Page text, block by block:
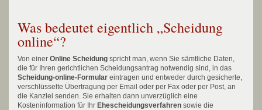
Was bedeutet eigentlich „Scheidung
online“?
Von einer Online Scheidung spricht man, wenn Sie sämtliche Daten,
die für Ihren gerichtlichen Scheidungsantrag notwendig sind, in das
Scheidung-online-Formular eintragen und entweder durch gesicherte,
verschlüsselte Übertragung per Email oder per Fax oder per Post, an
die Kanzlei senden. Sie erhalten dann unverzüglich eine
Kosteninformation für Ihr Ehescheidungsverfahren sowie die